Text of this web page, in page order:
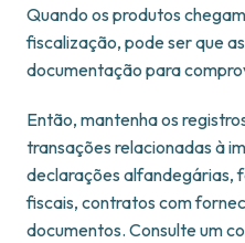
Quando os produtos
fiscalização, pode ser que
documentação para
Então, mantenha os
transações relacionadas à
declarações alfandegárias,
fiscais, contratos com
documentos. Consulte um